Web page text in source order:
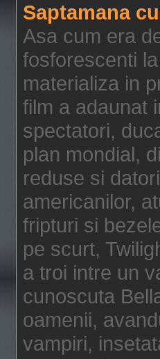
Saptamana
Asa cum era
fosforescenti
materializa in
film a adaunat
spectatori,
plan mondial,
reduse si
americanilor,
fripturi si
pe scurt,
a troi intre un
cunoscuta
oamenii,
vampiri,